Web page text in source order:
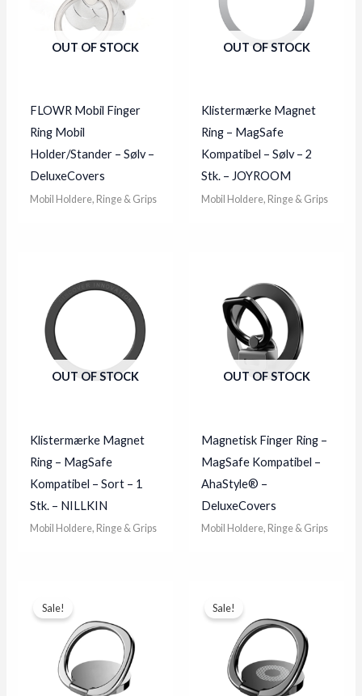
OUT OF STOCK
FLOWR Mobil Finger
Ring Mobil
Holder/Stander – Sølv –
DeluxeCovers
Mobil Holdere, Ringe & Grips
OUT OF STOCK
Klistermærke Magnet
Ring – MagSafe
Kompatibel – Sølv – 2
Stk. – JOYROOM
Mobil Holdere, Ringe & Grips
OUT OF STOCK
Klistermærke Magnet
Ring – MagSafe
Kompatibel – Sort – 1
Stk. – NILLKIN
Mobil Holdere, Ringe & Grips
OUT OF STOCK
Magnetisk Finger Ring –
MagSafe Kompatibel –
AhaStyle® –
DeluxeCovers
Mobil Holdere, Ringe & Grips
Sale! Sale!